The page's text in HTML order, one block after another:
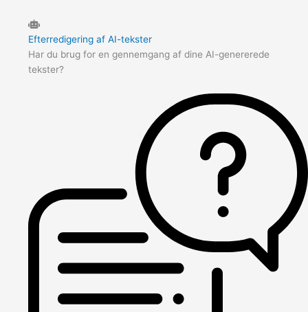
Efterredigering af AI-tekster
Har du brug for en gennemgang af dine AI-genererede
tekster?